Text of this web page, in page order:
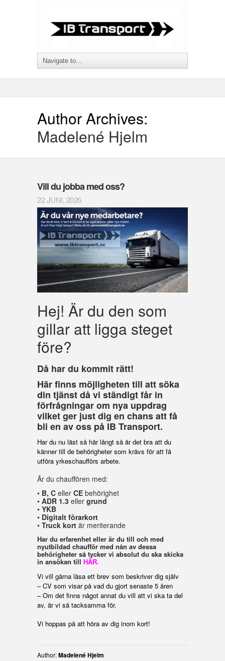
Author Archives:
Madelené Hjelm
Vill du jobba med oss?
22 JUNI, 2026
Hej! Är du den som
gillar att ligga steget
före?
Då har du kommit rätt!
Här finns möjligheten till att söka
din tjänst då vi ständigt får in
förfrågningar om nya uppdrag
vilket ger just dig en chans att få
bli en av oss på IB Transport.
Har du nu läst så här långt så är det bra att du
känner till de behörigheter som krävs för att få
utföra yrkeschaufförs arbete.
Är du chauffören med:
• B, C eller CE behörighet
• ADR 1.3 eller grund
• YKB
• Digitalt förarkort
• Truck kort är meriterande
Har du erfarenhet eller är du till och med
nyutbildad chaufför med nån av dessa
behörigheter så tycker vi absolut du ska skicka
in ansökan till HÄR.
Vi vill gärna läsa ett brev som beskriver dig själv
– CV som visar på vad du gjort senaste 5 åren
– Om det finns något annat du vill att vi ska ta del
av, är vi så tacksamma för.
Vi hoppas på att höra av dig inom kort!
Author:Madelené Hjelm